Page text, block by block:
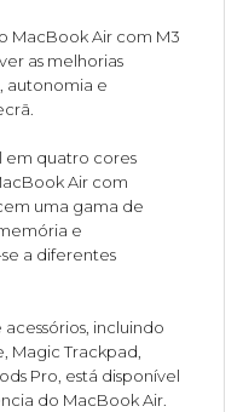
MacBook Air com M3
as melhorias
autonomia e
em quatro cores
Air com
uma gama de
e
a diferentes
incluindo
Magic Trackpad,
Pro, está disponível
do MacBook Air.